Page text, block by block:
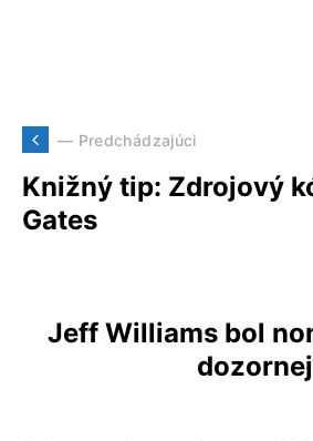
— Predchádzajúci
Knižný tip: Zdrojový
Gates
Jeff Williams bol